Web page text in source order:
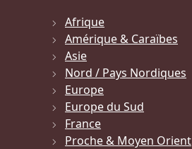
Afrique
Amérique & Caraïbes
Asie
Nord / Pays Nordiques
Europe
Europe du Sud
France
Proche & Moyen Orient